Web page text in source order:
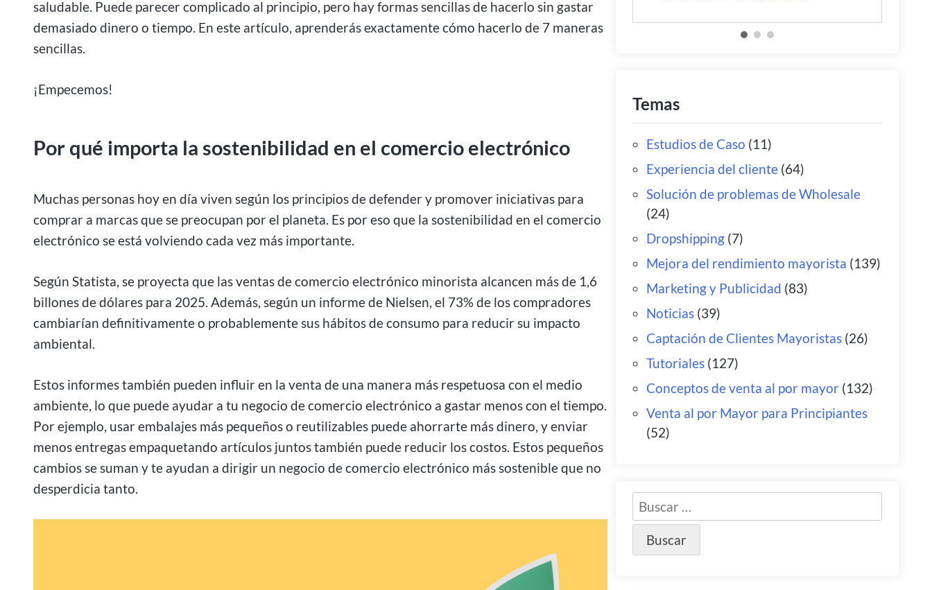
saludable. Puede parecer complicado al principio, pero hay formas sencillas de hacerlo sin gastar
demasiado dinero o tiempo. En este artículo, aprenderás exactamente cómo hacerlo de 7 maneras
sencillas.
¡Empecemos!
Por qué importa la sostenibilidad en el comercio electrónico
Muchas personas hoy en día viven según los principios de defender y promover iniciativas para
comprar a marcas que se preocupan por el planeta. Es por eso que la sostenibilidad en el comercio
electrónico se está volviendo cada vez más importante.
Según Statista, se proyecta que las ventas de comercio electrónico minorista alcancen más de 1,6
billones de dólares para 2025. Además, según un informe de Nielsen, el 73% de los compradores
cambiarían definitivamente o probablemente sus hábitos de consumo para reducir su impacto
ambiental.
Estos informes también pueden influir en la venta de una manera más respetuosa con el medio
ambiente, lo que puede ayudar a tu negocio de comercio electrónico a gastar menos con el tiempo.
Por ejemplo, usar embalajes más pequeños o reutilizables puede ahorrarte más dinero, y enviar
menos entregas empaquetando artículos juntos también puede reducir los costos. Estos pequeños
cambios se suman y te ayudan a dirigir un negocio de comercio electrónico más sostenible que no
desperdicia tanto.
Temas
Estudios de Caso (11)
Experiencia del cliente (64)
Solución de problemas de Wholesale
(24)
Dropshipping (7)
Mejora del rendimiento mayorista (139)
Marketing y Publicidad (83)
Noticias (39)
Captación de Clientes Mayoristas (26)
Tutoriales (127)
Conceptos de venta al por mayor (132)
Venta al por Mayor para Principiantes
(52)